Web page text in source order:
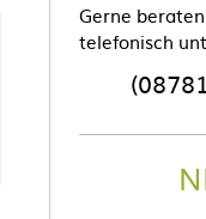
Gerne
telefonisch